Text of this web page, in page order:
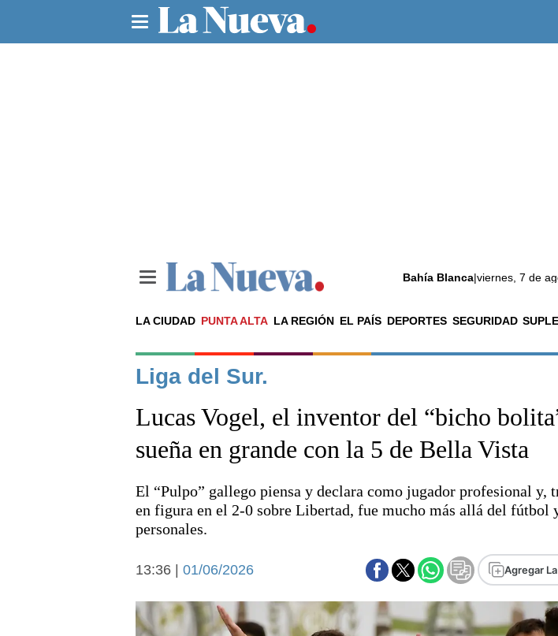
Bahía Blanca|viernes, 7 de
LA CIUDAD PUNTA ALTA LA REGIÓN EL PAÍS DEPORTES SEGURIDAD
Noticias
La ciudad
El país
Seguridad
Deportes
Escenario Olímpico
Fútbol
Federal A
Arte y cultura
Aplausos
Cines
Liga del Sur.
Lucas Vogel, el inventor del “bicho
sueña en grande con la 5 de Bella Vista
El “Pulpo” gallego piensa y declara como jugador profesional y,
en figura en el 2-0 sobre Libertad, fue mucho más allá del fútbol
personales.
Agregar
13:36 | 01/06/2026